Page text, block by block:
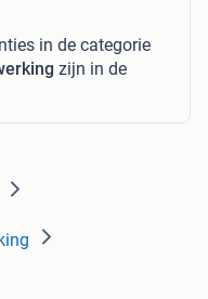
in de categorie
zijn in de